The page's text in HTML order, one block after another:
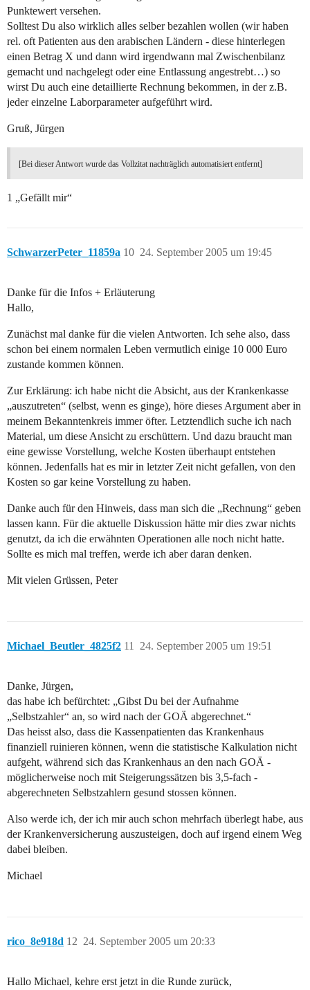
Punktewert versehen.
Solltest Du also wirklich alles selber bezahlen wollen (wir haben
rel. oft Patienten aus den arabischen Ländern - diese hinterlegen
einen Betrag X und dann wird irgendwann mal Zwischenbilanz
gemacht und nachgelegt oder eine Entlassung angestrebt…) so
wirst Du auch eine detaillierte Rechnung bekommen, in der z.B.
jeder einzelne Laborparameter aufgeführt wird.
Gruß, Jürgen
[Bei dieser Antwort wurde das Vollzitat nachträglich automatisiert entfernt]
1 „Gefällt mir“
SchwarzerPeter_11859a 24. September 2005 um 19:45
10
Danke für die Infos + Erläuterung
Hallo,
Zunächst mal danke für die vielen Antworten. Ich sehe also, dass
schon bei einem normalen Leben vermutlich einige 10 000 Euro
zustande kommen können.
Zur Erklärung: ich habe nicht die Absicht, aus der Krankenkasse
„auszutreten“ (selbst, wenn es ginge), höre dieses Argument aber in
meinem Bekanntenkreis immer öfter. Letztendlich suche ich nach
Material, um diese Ansicht zu erschüttern. Und dazu braucht man
eine gewisse Vorstellung, welche Kosten überhaupt entstehen
können. Jedenfalls hat es mir in letzter Zeit nicht gefallen, von den
Kosten so gar keine Vorstellung zu haben.
Danke auch für den Hinweis, dass man sich die „Rechnung“ geben
lassen kann. Für die aktuelle Diskussion hätte mir dies zwar nichts
genutzt, da ich die erwähnten Operationen alle noch nicht hatte.
Sollte es mich mal treffen, werde ich aber daran denken.
Mit vielen Grüssen, Peter
Michael_Beutler_4825f2 24. September 2005 um 19:51
11
Danke, Jürgen,
das habe ich befürchtet: „Gibst Du bei der Aufnahme
„Selbstzahler“ an, so wird nach der GOÄ abgerechnet.“
Das heisst also, dass die Kassenpatienten das Krankenhaus
finanziell ruinieren können, wenn die statistische Kalkulation nicht
aufgeht, während sich das Krankenhaus an den nach GOÄ -
möglicherweise noch mit Steigerungssätzen bis 3,5-fach -
abgerechneten Selbstzahlern gesund stossen können.
Also werde ich, der ich mir auch schon mehrfach überlegt habe, aus
der Krankenversicherung auszusteigen, doch auf irgend einem Weg
dabei bleiben.
Michael
rico_8e918d 24. September 2005 um 20:33
12
Hallo Michael, kehre erst jetzt in die Runde zurück,